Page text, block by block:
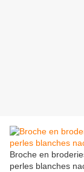
Broche en
perles blanches